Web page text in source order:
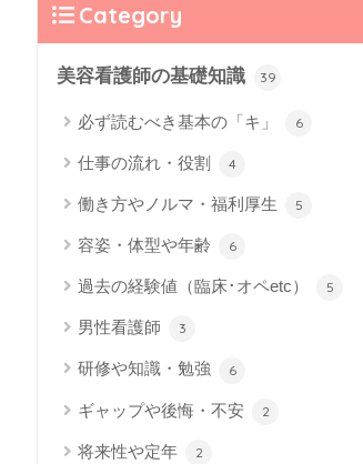
Category
美容看護師の基礎知識 39
必ず読むべき基本の「キ」 6
仕事の流れ・役割 4
働き方やノルマ・福利厚生 5
容姿・体型や年齢 6
過去の経験値（臨床･オペetc） 5
男性看護師 3
研修や知識・勉強 6
ギャップや後悔・不安 2
将来性や定年 2